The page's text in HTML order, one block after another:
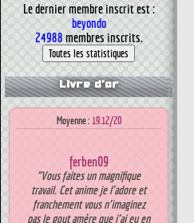
Le dernier membre inscrit est :
beyondo
24988 membres inscrits.
Livre d'or
Moyenne : 19.12/20
ferben09
"Vous faites un magnifique
travail. Cet anime je l'adore et
franchement vous n'imaginez
pas le gout amère que j'ai eu en